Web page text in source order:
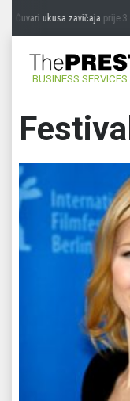
Čuvari ukusa zavičajaprije 3
BUSINESS SERVICES
Festival